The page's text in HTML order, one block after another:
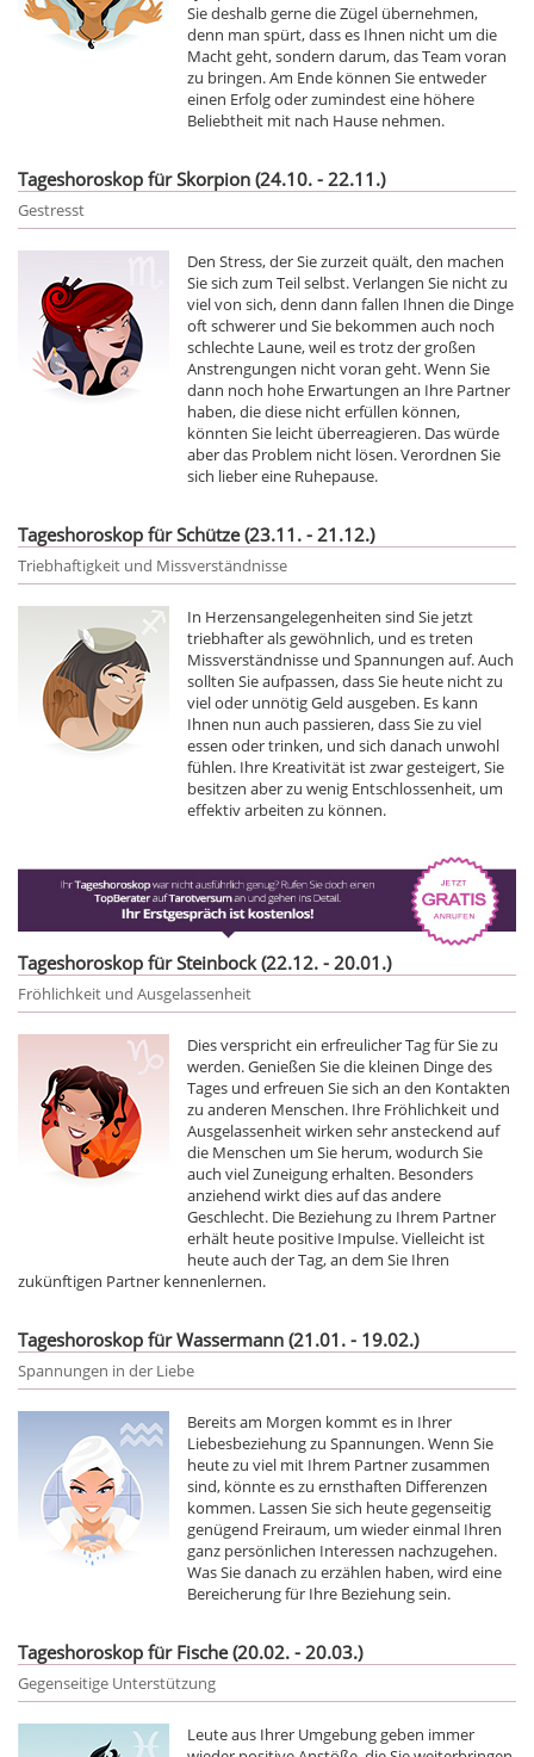
Sie deshalb gerne die Zügel übernehmen,
denn man spürt, dass es Ihnen nicht um die
Macht geht, sondern darum, das Team voran
zu bringen. Am Ende können Sie entweder
einen Erfolg oder zumindest eine höhere
Beliebtheit mit nach Hause nehmen.
Tageshoroskop für Skorpion (24.10. - 22.11.)
Gestresst
Den Stress, der Sie zurzeit quält, den machen
Sie sich zum Teil selbst. Verlangen Sie nicht zu
viel von sich, denn dann fallen Ihnen die Dinge
oft schwerer und Sie bekommen auch noch
schlechte Laune, weil es trotz der großen
Anstrengungen nicht voran geht. Wenn Sie
dann noch hohe Erwartungen an Ihre Partner
haben, die diese nicht erfüllen können,
könnten Sie leicht überreagieren. Das würde
aber das Problem nicht lösen. Verordnen Sie
sich lieber eine Ruhepause.
Tageshoroskop für Schütze (23.11. - 21.12.)
Triebhaftigkeit und Missverständnisse
In Herzensangelegenheiten sind Sie jetzt
triebhafter als gewöhnlich, und es treten
Missverständnisse und Spannungen auf. Auch
sollten Sie aufpassen, dass Sie heute nicht zu
viel oder unnötig Geld ausgeben. Es kann
Ihnen nun auch passieren, dass Sie zu viel
essen oder trinken, und sich danach unwohl
fühlen. Ihre Kreativität ist zwar gesteigert, Sie
besitzen aber zu wenig Entschlossenheit, um
effektiv arbeiten zu können.
Tageshoroskop für Steinbock (22.12. - 20.01.)
Fröhlichkeit und Ausgelassenheit
Dies verspricht ein erfreulicher Tag für Sie zu
werden. Genießen Sie die kleinen Dinge des
Tages und erfreuen Sie sich an den Kontakten
zu anderen Menschen. Ihre Fröhlichkeit und
Ausgelassenheit wirken sehr ansteckend auf
die Menschen um Sie herum, wodurch Sie
auch viel Zuneigung erhalten. Besonders
anziehend wirkt dies auf das andere
Geschlecht. Die Beziehung zu Ihrem Partner
erhält heute positive Impulse. Vielleicht ist
heute auch der Tag, an dem Sie Ihren
zukünftigen Partner kennenlernen.
Tageshoroskop für Wassermann (21.01. - 19.02.)
Spannungen in der Liebe
Bereits am Morgen kommt es in Ihrer
Liebesbeziehung zu Spannungen. Wenn Sie
heute zu viel mit Ihrem Partner zusammen
sind, könnte es zu ernsthaften Differenzen
kommen. Lassen Sie sich heute gegenseitig
genügend Freiraum, um wieder einmal Ihren
ganz persönlichen Interessen nachzugehen.
Was Sie danach zu erzählen haben, wird eine
Bereicherung für Ihre Beziehung sein.
Tageshoroskop für Fische (20.02. - 20.03.)
Gegenseitige Unterstützung
Leute aus Ihrer Umgebung geben immer